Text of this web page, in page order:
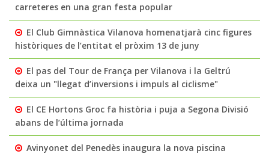
carreteres en una gran festa popular
El Club Gimnàstica Vilanova homenatjarà cinc figures
històriques de l’entitat el pròxim 13 de juny
El pas del Tour de França per Vilanova i la Geltrú
deixa un "llegat d’inversions i impuls al ciclisme"
El CE Hortons Groc fa història i puja a Segona Divisió
abans de l’última jornada
Avinyonet del Penedès inaugura la nova piscina